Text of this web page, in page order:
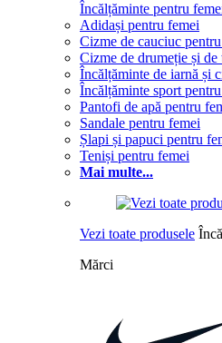
Încălțăminte pentru
Adidași pentru femei
Cizme de cauciuc
Cizme de drumeție și
Încălțăminte de iarnă și
Încălțăminte sport
Pantofi de apă pentru
Sandale pentru femei
Șlapi și papuci pentru
Teniși pentru femei
Mai multe...
Vezi toate produsele
Mărci